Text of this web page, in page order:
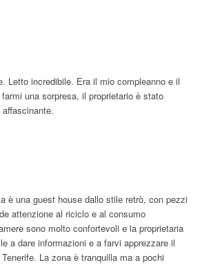
Letto incredibile. Era il mio compleanno e il
una sorpresa, il proprietario è stato
è una guest house dallo stile retrò, con pezzi
attenzione al riciclo e al consumo
sono molto confortevoli e la proprietaria
a dare informazioni e a farvi apprezzare il
La zona è tranquilla ma a pochi